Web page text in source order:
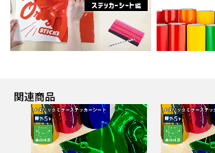
関連商品